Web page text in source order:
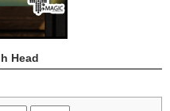
Head